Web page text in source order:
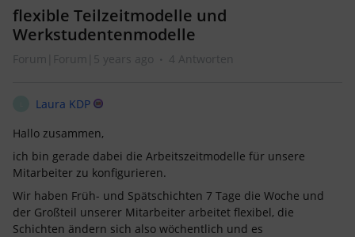
flexible Teilzeitmodelle und
Werkstudentenmodelle
Forum|Forum|5 years ago 4 Antworten
Laura KDP
Hallo zusammen,
ich bin gerade dabei die Arbeitszeitmodelle für unsere
Mitarbeiter zu konfigurieren.
Wir haben Früh- und Spätschichten 7 Tage die Woche und
der Großteil unserer Mitarbeiter arbeitet flexibel, die
Schichten ändern sich also wöchentlich und es